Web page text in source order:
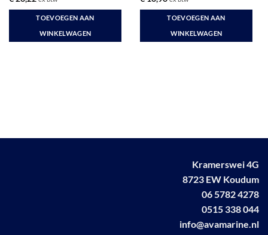
TOEVOEGEN AAN
WINKELWAGEN
TOEVOEGEN AAN
WINKELWAGEN
Kramerswei 4G
8723 EW Koudum
06 5782 4278
0515 338 044
info@avamarine.nl